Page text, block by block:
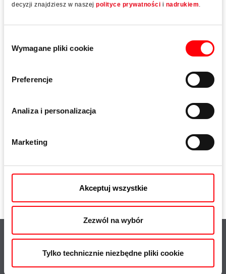
decyzji znajdziesz w naszej polityce prywatności i nadrukiem
zgody
Wymagane pliki cookie
Preferencje
Analiza i personalizacja
Marketing
Akceptuj wszystkie
Zezwól na wybór
Tylko technicznie niezbędne pliki cookie